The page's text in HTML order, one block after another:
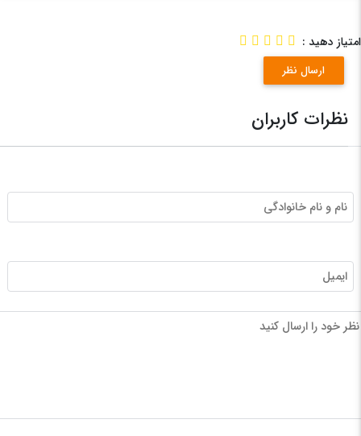
امتیاز دهید :
ارسال نظر
نظرات کاربران
نام و نام خانوادگی
ایمیل
نظر خود را ارسال کنید